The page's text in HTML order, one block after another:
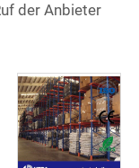
der Anbieter